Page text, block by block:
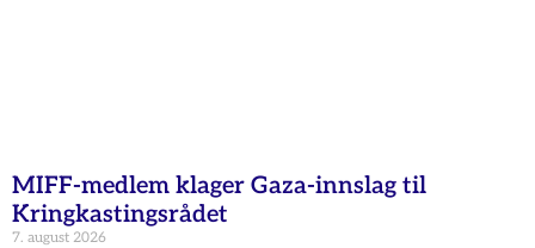
MIFF-medlem klager Gaza-innslag til
Kringkastingsrådet
7. august 2026